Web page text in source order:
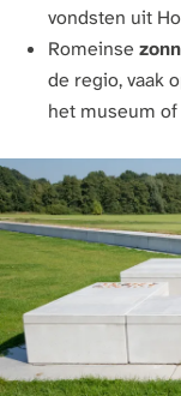
vondsten uit
Romeinse
de regio, vaak
het museum of